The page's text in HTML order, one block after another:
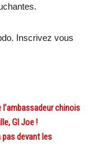
Inscrivez vous
l’ambassadeur chinois
GI Joe !
pas devant les